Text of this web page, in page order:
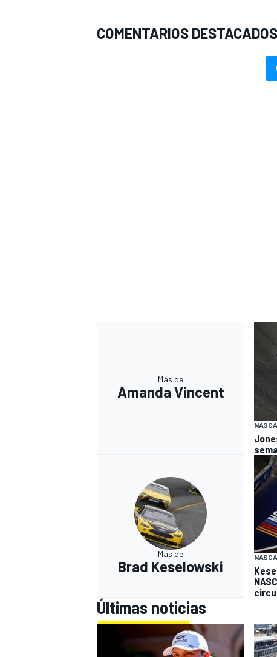
COMENTARIOS DESTACADOS
Más de
Amanda Vincent
Más de
Brad Keselowski
Últimas noticias